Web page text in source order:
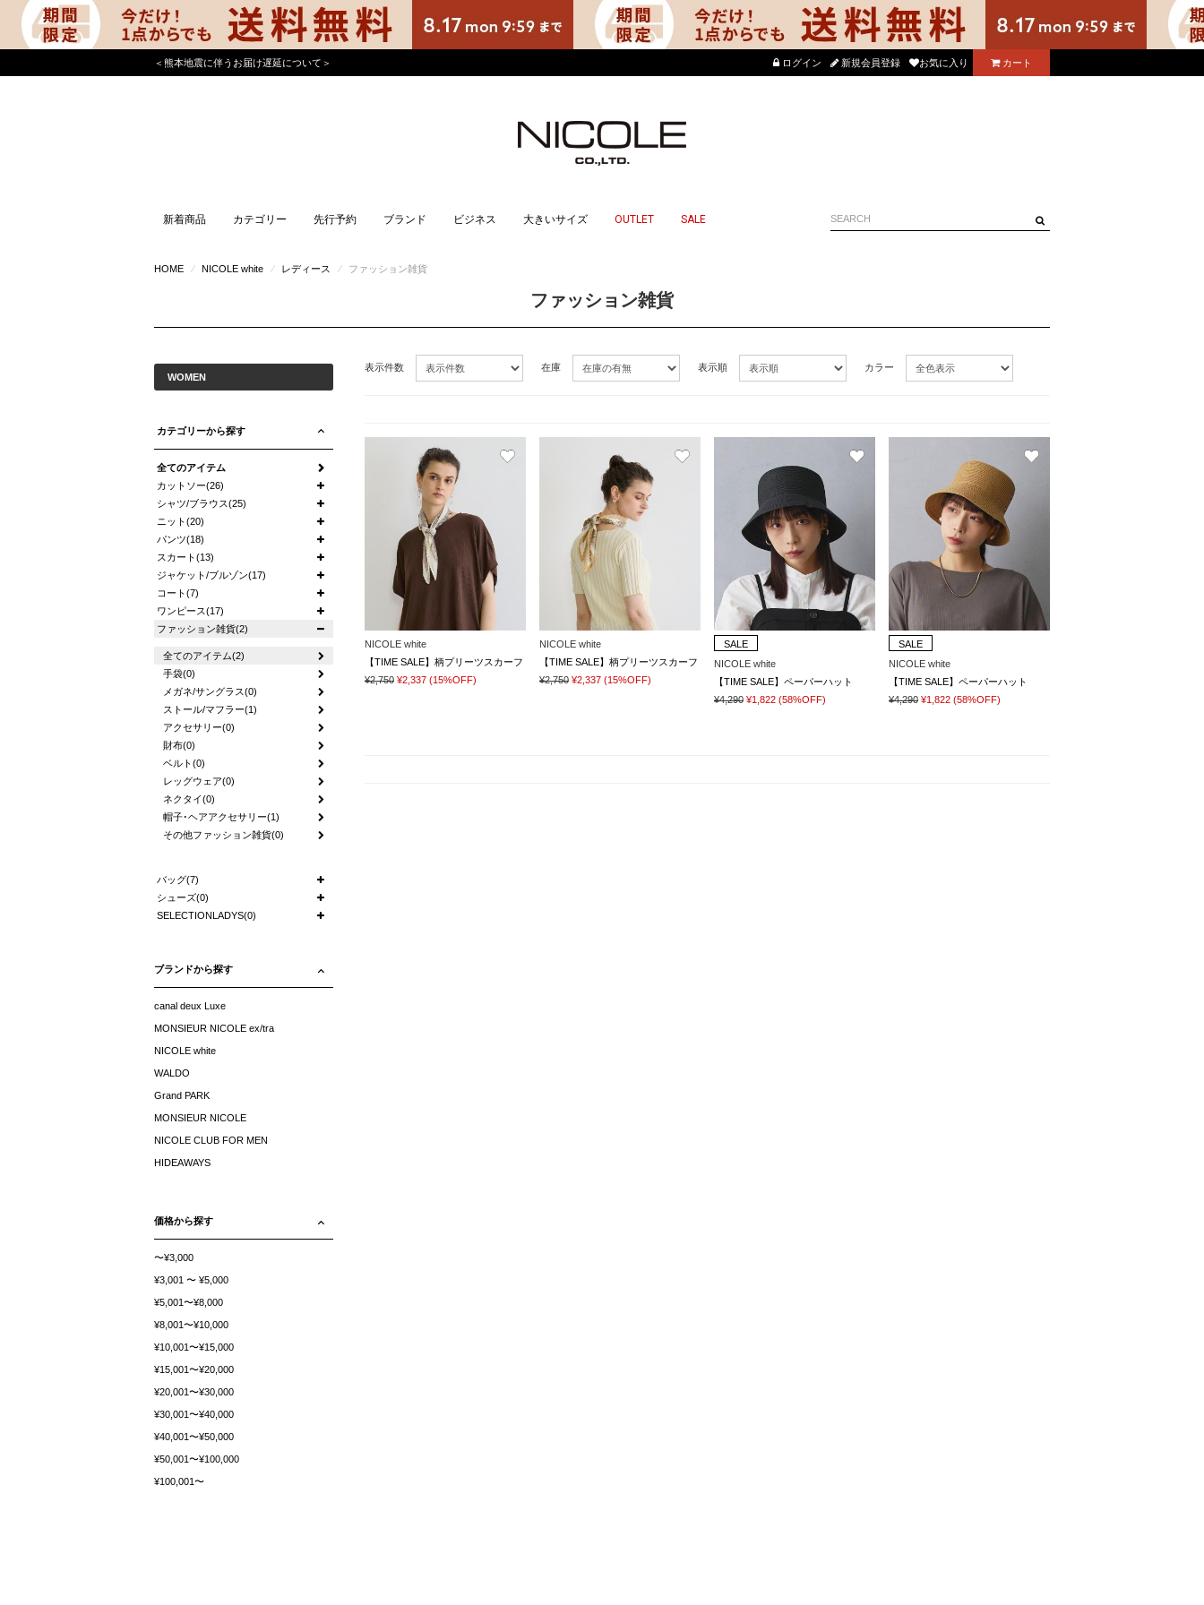
＜熊本地震に伴うお届け遅延について＞ 店舗でもポイントが貯まる使えるニコル公式アプリをダウンロード！
ログイン 新規会員登録 お気に入り カート
新着商品 カテゴリー 先行予約 ブランド ビジネス 大きいサイズ OUTLET SALE
HOME ⁄ NICOLE white ⁄ レディース ⁄ ファッション雑貨
ファッション雑貨
表示件数 在庫 表示順 カラー
NICOLE white
【TIME SALE】柄プリーツスカーフ
¥2,750 ¥2,337 (15%OFF)
NICOLE white
【TIME SALE】柄プリーツスカーフ
¥2,750 ¥2,337 (15%OFF)
SALE
NICOLE white
【TIME SALE】ペーパーハット
¥4,290 ¥1,822 (58%OFF)
SALE
NICOLE white
【TIME SALE】ペーパーハット
¥4,290 ¥1,822 (58%OFF)
WOMEN
カテゴリーから探す
全てのアイテム
カットソー(26)
シャツ/ブラウス(25)
ニット(20)
パンツ(18)
スカート(13)
ジャケット/ブルゾン(17)
コート(7)
ワンピース(17)
ファッション雑貨(2)
全てのアイテム(2)
手袋(0)
メガネ/サングラス(0)
ストール/マフラー(1)
アクセサリー(0)
財布(0)
ベルト(0)
レッグウェア(0)
ネクタイ(0)
帽子･ヘアアクセサリー(1)
その他ファッション雑貨(0)
バッグ(7)
シューズ(0)
SELECTIONLADYS(0)
ブランドから探す
canal deux Luxe
MONSIEUR NICOLE ex/tra
NICOLE white
WALDO
Grand PARK
MONSIEUR NICOLE
NICOLE CLUB FOR MEN
HIDEAWAYS
価格から探す
〜¥3,000
¥3,001 〜 ¥5,000
¥5,001〜¥8,000
¥8,001〜¥10,000
¥10,001〜¥15,000
¥15,001〜¥20,000
¥20,001〜¥30,000
¥30,001〜¥40,000
¥40,001〜¥50,000
¥50,001〜¥100,000
¥100,001〜